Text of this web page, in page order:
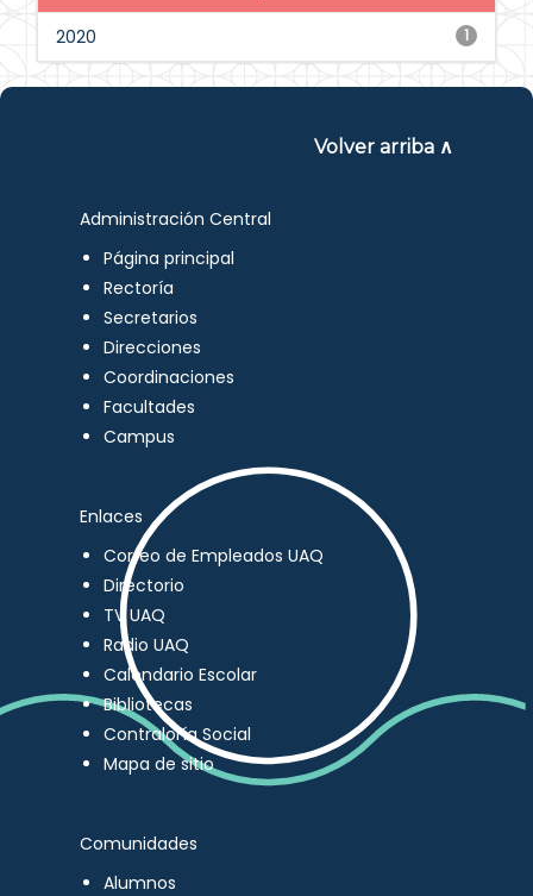
1
2020
Volver arriba ∧
Administración Central
Página principal
Rectoría
Secretarios
Direcciones
Coordinaciones
Facultades
Campus
Enlaces
Correo de Empleados UAQ
Directorio
TV UAQ
Radio UAQ
Calendario Escolar
Bibliotecas
Contraloría Social
Mapa de sitio
Comunidades
Alumnos